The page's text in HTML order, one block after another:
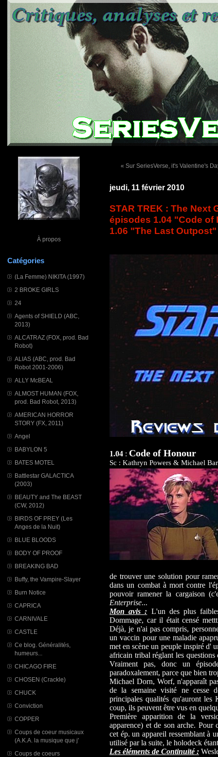
À propos
Catégories
(La Femme) NIKITA (1997)
2 BROKE GIRLS
24
Agents of SHIELD (ABC,
2013)
ALCATRAZ (FOX, prod. Bad
Robot)
ALIAS (ABC, prod. Bad
Robot 2001-2006)
ALLY McBEAL
ALMOST HUMAN (FOX,
prod. Bad Robot, 2013)
AMERICAN HORROR
STORY (FX, 2011)
Angel
BABYLON 5
BATES MOTEL
Battlestar GALACTICA
(2003)
BEAUTY and The BEAST
(CW, 2012)
BIRDS OF PREY (Les
Anges de la Nuit)
BLUE BLOODS
BODY OF PROOF
BREAKING BAD
Buffy, the Vampire-Slayer
Burn Notice
CAPRICA
CARNIVALE
CASTLE
Ce blog. Généralités,
humeurs...
CHICAGO FIRE
CHOSEN (Crackle)
CHUCK
Conviction
COPPER
Coups de coeur musicaux
(A.K.A. la musique que j'
Coups de coeurs
« Sur SeriesVerse, it's Valentine's
jeudi, 11 février 2010
STAR TREK : The Next
épisodes 1.04 "Code of
1.06 "The Last Outpost"
1.04 : Code of Honour
Sc : Kathryn Powers & Michael
de trouver une solution pour
dans un combat à mort contre
pouvoir ramener la cargaison
Enterprise...
Mon avis : L'un des plus
Dommage, car il était censé
Déjà, je n'ai pas compris,
un vaccin pour une maladie
met en scène un peuple inspiré d'
africain tribal réglant les
Vraiment pas, donc un
paradoxalement, parce que bien
Michael Dorn, Worf, n'apparaît
de la semaine visité ne cesse
principales qualités qu'auront
coup, ils peuvent être vus en
Première apparition de la
apparence) et de son arche. Pour
cet ép. un appareil ressemblant à
utilisé par la suite, le holodeck
Les éléments de Continuité :